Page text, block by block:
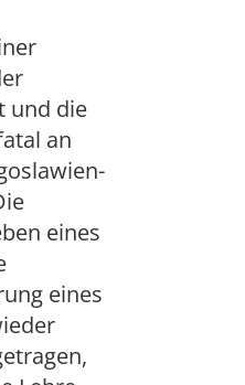
und die
an
eines
eines